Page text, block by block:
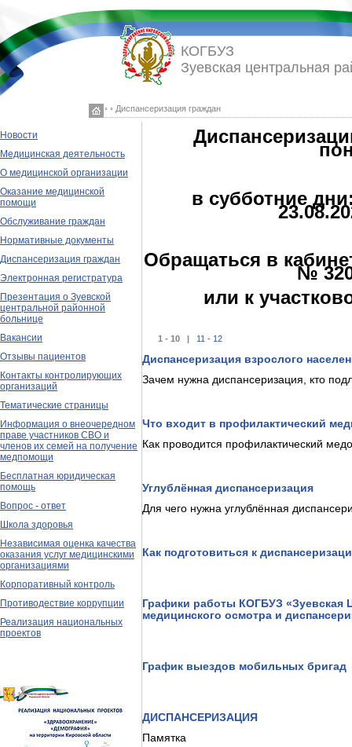
◦ ◦ Диспансеризация граждан
КОГБУЗ
Зуевская центральная
Новости
Медицинская деятельность
О медицинской организации
Оказание медицинской
помощи
Обслуживание граждан
Нормативные документы
Диспансеризация граждан
Электронная регистратура
Презентация о Зуевской
центральной районной
больнице
Вакансии
Отзывы пациентов
Контакты контролирующих
организаций
Тематические страницы
Информация о внеочередном
праве участников СВО и
членов их семей на получение
медпомощи
Бесплатная юридическая
помощь
Вопрос - ответ
Школа здоровья
Независимая оценка качества
оказания услуг медицинскими
организациями
Корпоративный контроль
Противодествие коррупции
Реализация национальных
проектов
в субботние
Обращаться в
№
или к
1 - 10 | 11 - 12
Диспансеризация взрослого
Зачем нужна диспансеризация, кто
Что входит в профилактический
Как проводится профилактический
Углублённая диспансеризация
Для чего нужна углублённая
Как подготовиться к
Графики работы КОГБУЗ «Зуевская
медицинского осмотра и
График выездов мобильных бригад
ДИСПАНСЕРИЗАЦИЯ
Памятка